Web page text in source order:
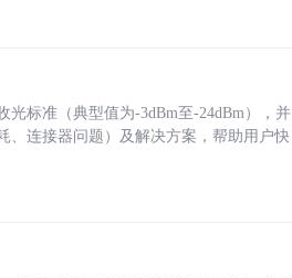
标准（典型值为-3dBm至-24dBm），并
、连接器问题）及解决方案，帮助用户快